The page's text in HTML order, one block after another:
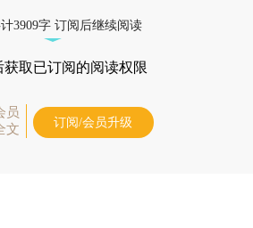
3909字 订阅后继续阅读
获取已订阅的阅读权限
员
文
订阅/会员升级